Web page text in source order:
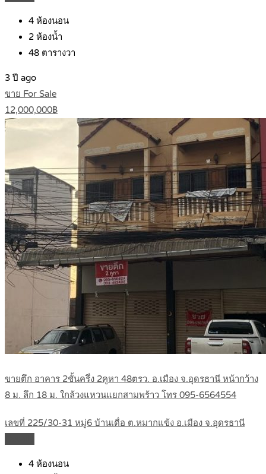
4 ห้องนอน
2 ห้องน้ำ
48 ตารางวา
3 ปี ago
ขาย For Sale
12,000,000฿
ขายตึก อาคาร 2ชั้นครึ่ง 2คูหา 48ตรว. อ.เมือง จ.อุดรธานี หน้ากว้าง
8 ม. ลึก 18 ม. ใกล้วงแหวนแยกสามพร้าว โทร 095-6564554
เลขที่ 225/30-31 หมู่6 บ้านเดื่อ ต.หมากแข้ง อ.เมือง จ.อุดรธานี
4 ห้องนอน